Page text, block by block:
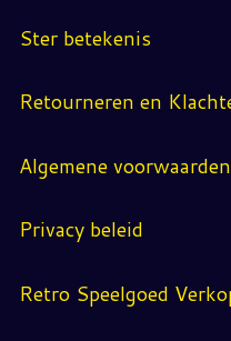
Ster betekenis
Retourneren en
Algemene voorwaarden
Privacy beleid
Retro Speelgoed